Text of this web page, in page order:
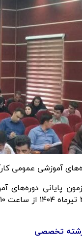
آموزشی عمومی
پایانی دوره‌های